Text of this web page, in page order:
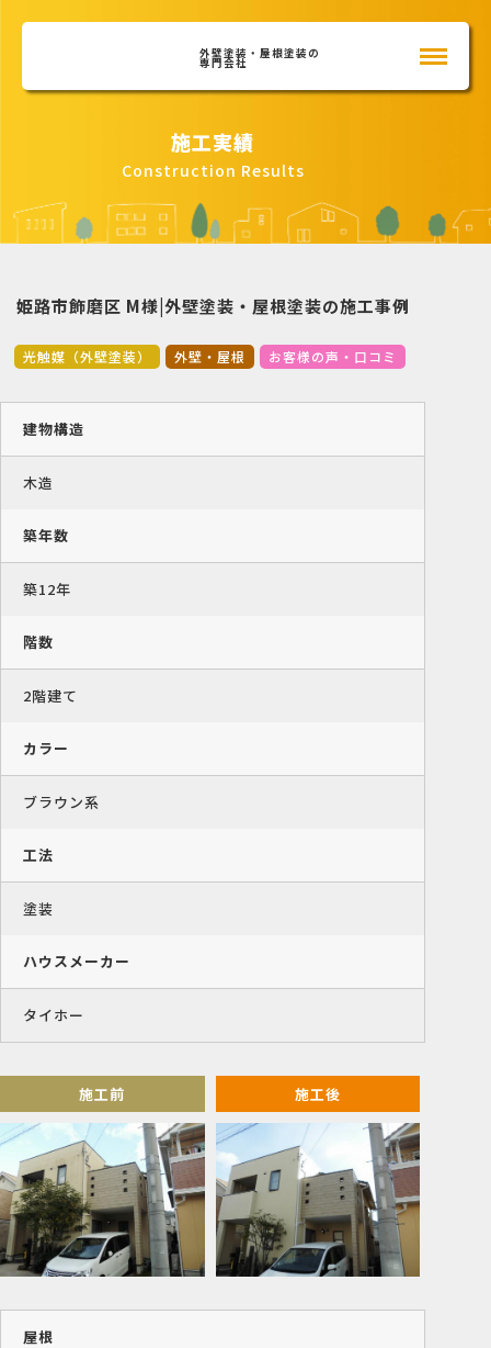
外壁塗装・屋根塗装の
専門会社
施工実績
Construction Results
姫路市飾磨区 M様|外壁塗装・屋根塗装の施工事例
光触媒（外壁塗装） 外壁・屋根 お客様の声・口コミ
建物構造
木造
築年数
築12年
階数
2階建て
カラー
ブラウン系
工法
塗装
ハウスメーカー
タイホー
施工前 施工後
屋根